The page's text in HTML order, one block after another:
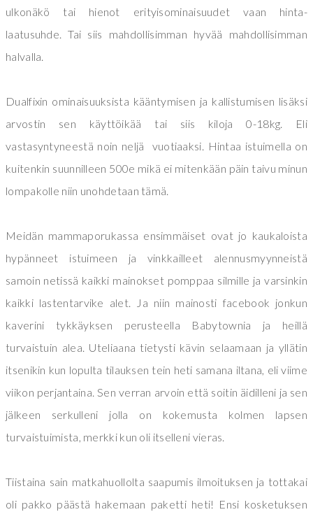
ulkonäkö tai hienot erityisominaisuudet vaan hinta-
laatusuhde. Tai siis mahdollisimman hyvää mahdollisimman
halvalla.
Dualfixin ominaisuuksista kääntymisen ja kallistumisen lisäksi
arvostin sen käyttöikää tai siis kiloja 0-18kg. Eli
vastasyntyneestä noin neljä vuotiaaksi. Hintaa istuimella on
kuitenkin suunnilleen 500e mikä ei mitenkään päin taivu minun
lompakolle niin unohdetaan tämä.
Meidän mammaporukassa ensimmäiset ovat jo kaukaloista
hypänneet istuimeen ja vinkkailleet alennusmyynneistä
samoin netissä kaikki mainokset pomppaa silmille ja varsinkin
kaikki lastentarvike alet. Ja niin mainosti facebook jonkun
kaverini tykkäyksen perusteella Babytownia ja heillä
turvaistuin alea. Uteliaana tietysti kävin selaamaan ja yllätin
itsenikin kun lopulta tilauksen tein heti samana iltana, eli viime
viikon perjantaina. Sen verran arvoin että soitin äidilleni ja sen
jälkeen serkulleni jolla on kokemusta kolmen lapsen
turvaistuimista, merkki kun oli itselleni vieras.
Tiistaina sain matkahuollolta saapumis ilmoituksen ja tottakai
oli pakko päästä hakemaan paketti heti! Ensi kosketuksen